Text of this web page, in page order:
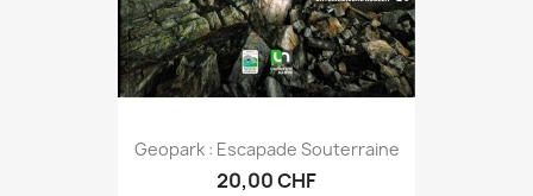
Geopark : Escapade Souterraine
20,00 CHF